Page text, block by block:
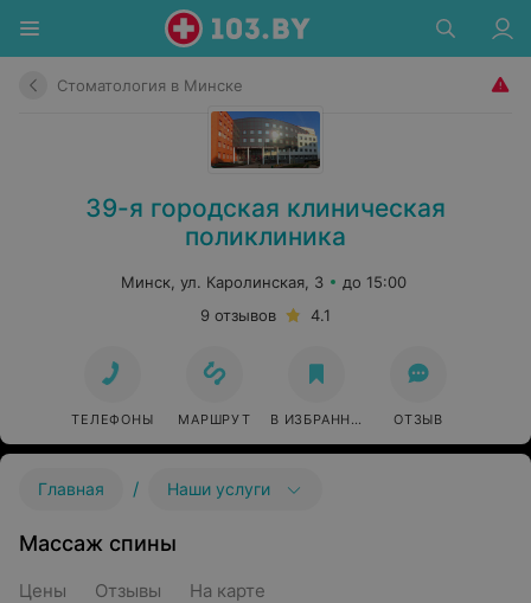
Стоматология в Минске
39-я городская клиническая
поликлиника
Минск, ул. Каролинская, 3
до 15:00
9 отзывов
4.1
ТЕЛЕФОНЫ МАРШРУТ В ИЗБРАННОЕ ОТЗЫВ
Главная / Наши услуги
Массаж спины
Цены Отзывы На карте